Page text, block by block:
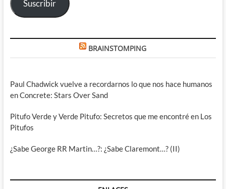
Suscribir
BRAINSTOMPING
Paul Chadwick vuelve a recordarnos lo que nos hace humanos
en Concrete: Stars Over Sand
Pitufo Verde y Verde Pitufo: Secretos que me encontré en Los
Pitufos
¿Sabe George RR Martin…?: ¿Sabe Claremont…? (II)